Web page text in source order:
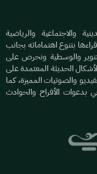
والاجتماعية والرياضية
بتنوع اهتماماته بجانب
والوسطية ونحرص على
الحديثة المعتمدة على
والصوتيات المميزة، كما
الأفراح والحوادث